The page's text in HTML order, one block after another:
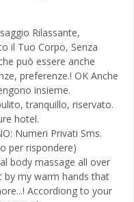
Rilassante,
il Tuo Corpo, Senza
può essere anche
preferenze.! OK Anche
insieme.
tranquillo, riservato.
hotel.
Numeri Privati Sms.
per rispondere)
body massage all over
by my warm hands that
Accordiong to your